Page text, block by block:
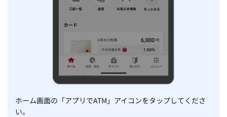
ホーム画面の「アプリでATM」アイコンをタップしてくださ
い。